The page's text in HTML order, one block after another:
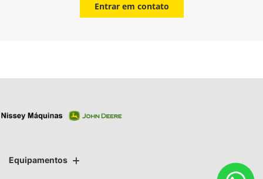
Entrar em contato
Equipamentos